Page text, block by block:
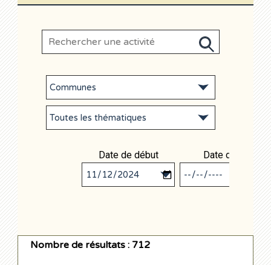
Date de début Date de fin
Nombre de résultats : 712